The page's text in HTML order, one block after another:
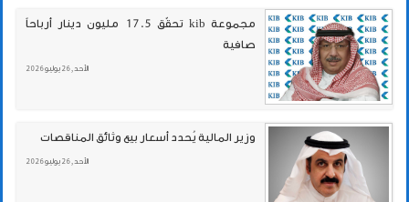
مجموعة kib تحقّق 17.5 مليون دينار أرباحاً
صافية
الأحد , 26 يوليو 2026
وزير المالية يُحدد أسعار بيع وثائق المناقصات
الأحد , 26 يوليو 2026